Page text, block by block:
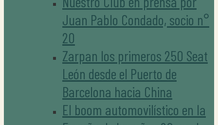
Juan Pablo Condado, socio n°
20
Zarpan los primeros 250 Seat
León desde el Puerto de
Barcelona hacia China
El boom automovilístico en la